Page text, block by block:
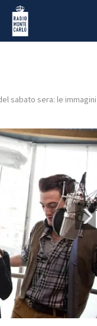
Radio Monte Carlo
sabato sera: le immagini